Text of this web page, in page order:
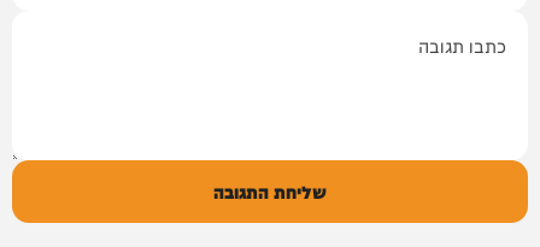
שליחת התגובה